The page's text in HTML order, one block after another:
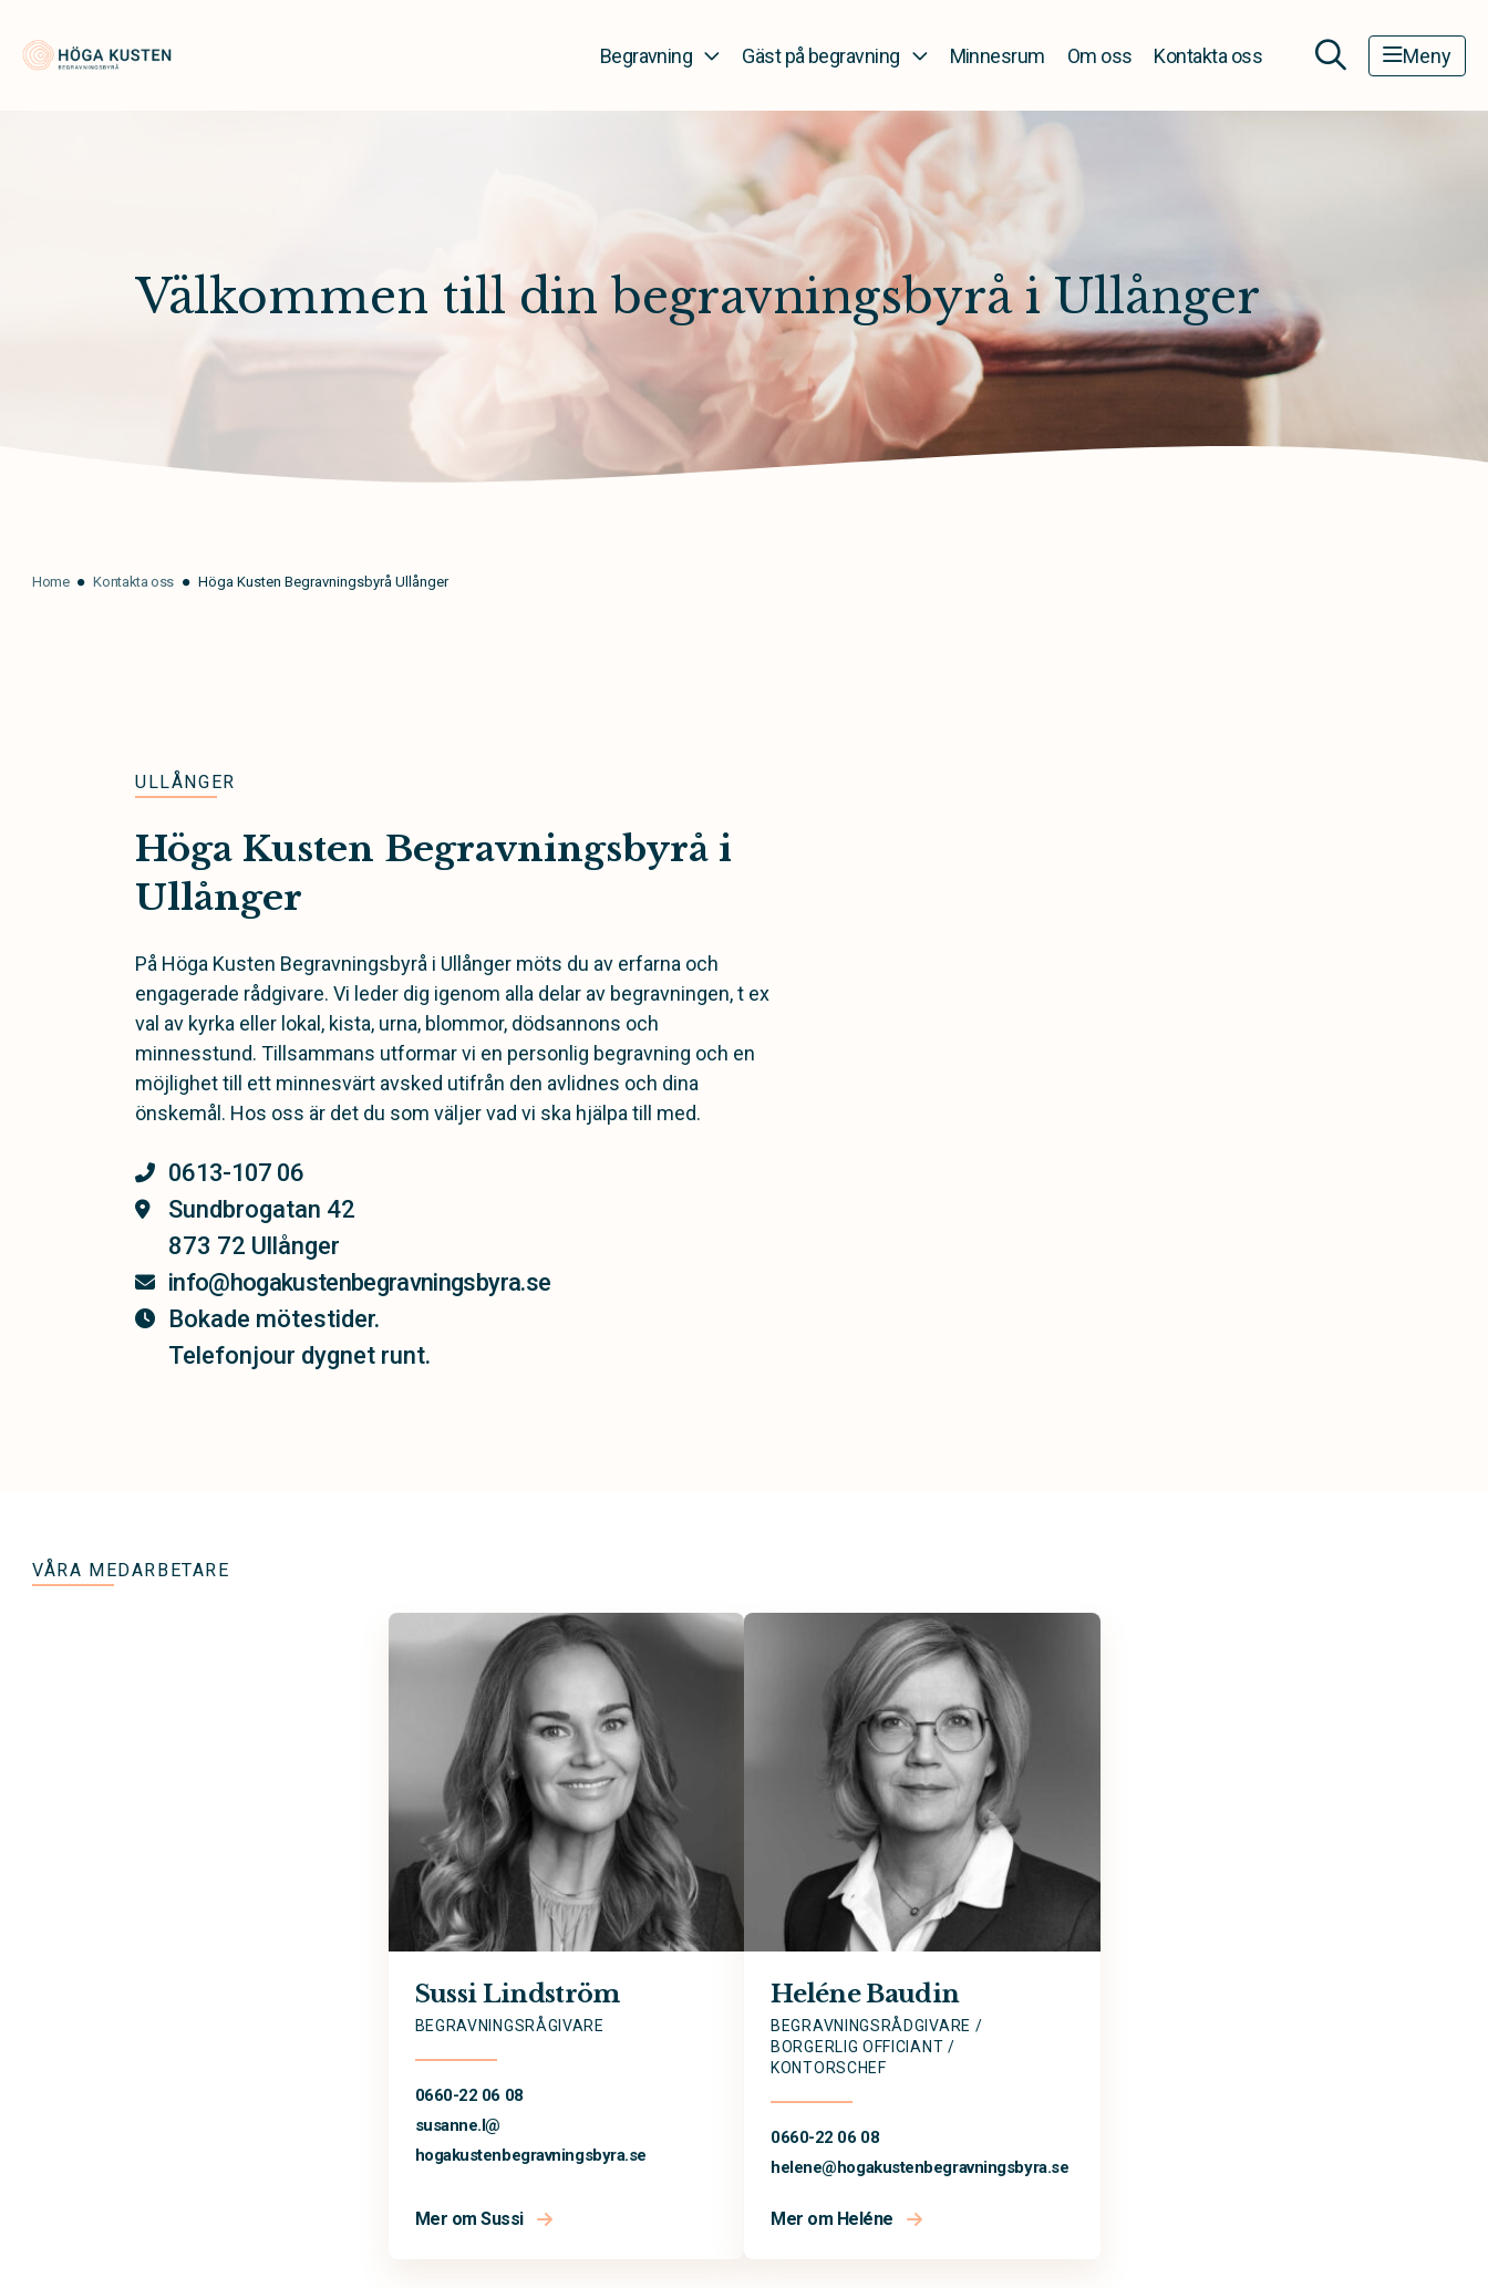
Höga Kusten Begravningsbyrå Begravning Gäst på begravning Minnesrum Om oss Kontakta oss Meny
Välkommen till din begravningsbyrå i Ullånger
Home Kontakta oss Höga Kusten Begravningsbyrå Ullånger
ULLÅNGER
Höga Kusten Begravningsbyrå i
Ullånger
På Höga Kusten Begravningsbyrå i Ullånger möts du av erfarna och
engagerade rådgivare. Vi leder dig igenom alla delar av begravningen, t ex
val av kyrka eller lokal, kista, urna, blommor, dödsannons och
minnesstund. Tillsammans utformar vi en personlig begravning och en
möjlighet till ett minnesvärt avsked utifrån den avlidnes och dina
önskemål. Hos oss är det du som väljer vad vi ska hjälpa till med.
0613-107 06
Sundbrogatan 42
873 72 Ullånger
info@hogakustenbegravningsbyra.se
Bokade mötestider.
Telefonjour dygnet runt.
VÅRA MEDARBETARE
Sussi Lindström
BEGRAVNINGSRÅGIVARE
0660-22 06 08
susanne.l@
hogakustenbegravningsbyra.se
Mer om Sussi
Heléne Baudin
BEGRAVNINGSRÅDGIVARE /
BORGERLIG OFFICIANT /
KONTORSCHEF
0660-22 06 08
helene@hogakustenbegravningsbyra.se
Mer om Heléne